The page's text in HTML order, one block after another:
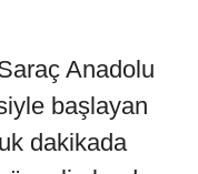
Anadolu
başlayan
dakikada